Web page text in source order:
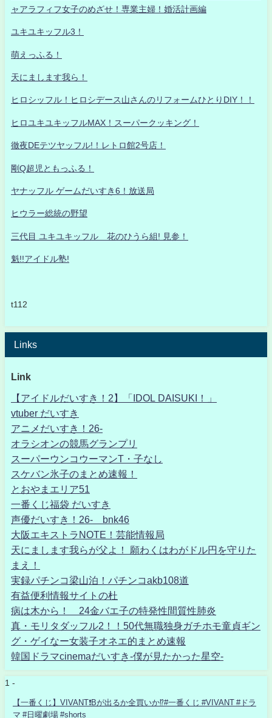
ャアラフィフ女子のめざせ！専業主婦！婚活計画編
ユキユキッフル3！
萌えっふる！
天にまします我ら！
ヒロシッフル！ヒロシデース山さんのリフォームひとりDIY！！
ヒロユキユキッフルMAX！スーパークッキング！
徹夜DEテツヤッフル!！レトロ館2号店！
剛Q超児ともっふる！
ヤナッフル ゲームだいすき6！放送局
ヒウラー総統の野望
三代目 ユキユキッフル 花のひうら組! 見参！
魁!!アイドル塾!
t112
Links
Link
【アイドルだいすき！2】「IDOL DAISUKI！」
vtuber だいすき
アニメだいすき！26-
オラシオンの競馬グランプリ
スーパーウンコウーマンT・子なし
スケバン氷子のまとめ速報！
とおやまエリア51
一番くじ福袋 だいすき
声優だいすき！26- bnk46
大阪エキストラNOTE！芸能情報局
天にまします我らが父よ！ 願わくはわがドル円を守りた
まえ！
実録パチンコ梁山泊！パチンコakb108道
有益便利情報サイトの杜
病は木から！ 24金バエ子の特発性間質性肺炎
真・モリタダッフル2！！50代無職独身ガチホモ童貞ギン
グ・ゲイなー女装子オネエ的まとめ速報
韓国ドラマcinemaだいすき-僕が見たかった星空-
1 -
【一番くじ】VIVANT❗️Bが出るか全買いか⁉️#一番くじ #VIVANT #ドラ
マ #日曜劇場 #shorts